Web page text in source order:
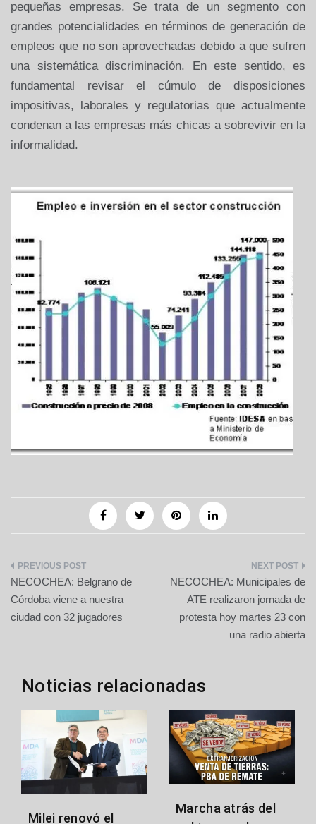
pequeñas empresas. Se trata de un segmento con
grandes potencialidades en términos de generación de
empleos que no son aprovechadas debido a que sufren
una sistemática discriminación. En este sentido, es
fundamental revisar el cúmulo de disposiciones
impositivas, laborales y regulatorias que actualmente
condenan a las empresas más chicas a sobrevivir en la
informalidad.
Navegación
de
entradas
NECOCHEA: Belgrano de
Córdoba viene a nuestra
ciudad con 32 jugadores
NECOCHEA: Municipales de
ATE realizaron jornada de
protesta hoy martes 23 con
una radio abierta
Noticias relacionadas
Milei renovó el
Marcha atrás del